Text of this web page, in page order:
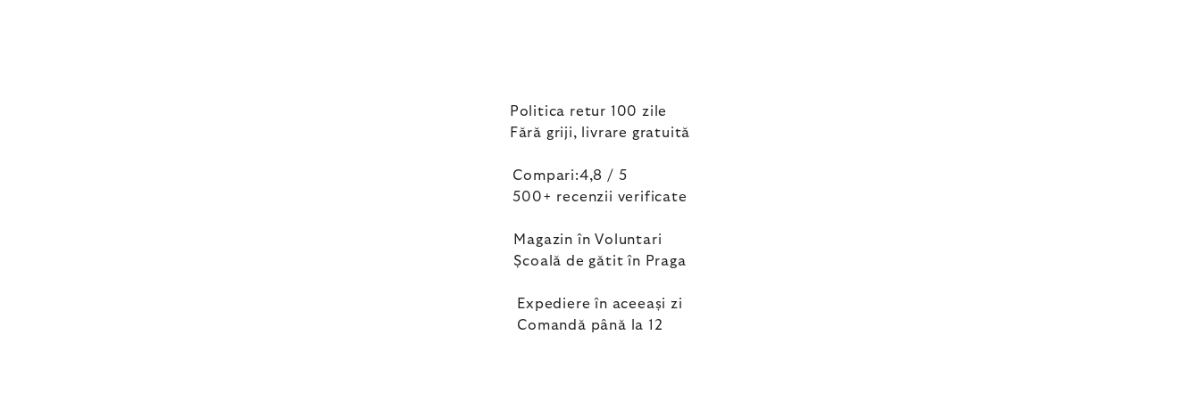
Politica retur 100 zile
Fără griji, livrare gratuită
Compari:4,8 / 5
500+ recenzii verificate
Magazin în Voluntari
Școală de gătit în Praga
Expediere în aceeași zi
Comandă până la 12